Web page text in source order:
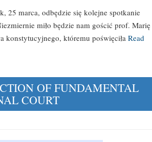
25 marca, odbędzie się kolejne spotkanie
miło będzie nam gościć prof. Marię
konstytucyjnego, któremu poświęciła Read
OF FUNDAMENTAL
COURT